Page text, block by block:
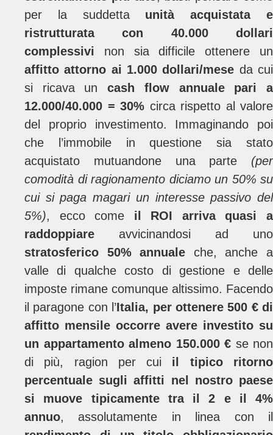
per la suddetta unità acquistata e
ristrutturata con 40.000 dollari
complessivi non sia difficile ottenere un
affitto attorno ai 1.000 dollari/mese da cui
si ricava uncash flow annuale pari a
12.000/40.000 = 30% circa rispetto al valore
del proprio investimento. Immaginando poi
che l’immobile in questione sia stato
acquistato mutuandone una parte (per
comodità di ragionamento diciamo un 50% su
cui si paga magari un interesse passivo del
5%), ecco come il ROI arriva quasi a
raddoppiare avvicinandosi ad uno
stratosferico 50% annuale che, anche a
valle di qualche costo di gestione e delle
imposte rimane comunque altissimo. Facendo
il paragone con l’Italia, per ottenere 500 € di
affitto mensile occorre avere investito su
un appartamento almeno 150.000 € se non
di più, ragion per cui il tipico ritorno
percentuale sugli affitti nel nostro paese
si muove tipicamente tra il 2 e il 4%
annuo, assolutamente in linea con il